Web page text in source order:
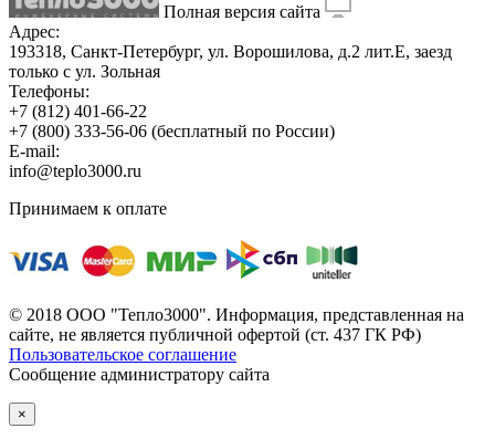
Полная версия сайта
Адрес:
193318, Санкт-Петербург, ул. Ворошилова, д.2 лит.Е, заезд
только с ул. Зольная
Телефоны:
+7 (812) 401-66-22
+7 (800) 333-56-06 (бесплатный по России)
E-mail:
info@teplo3000.ru
Принимаем к оплате
© 2018 ООО "Тепло3000". Информация, представленная на
сайте, не является публичной офертой (ст. 437 ГК РФ)
Пользовательское соглашение
Сообщение администратору сайта
×